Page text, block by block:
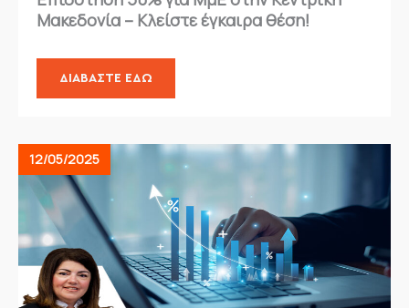
Μακεδονία – Κλείστε έγκαιρα θέση!
ΔΙΑΒΆΣΤΕ ΕΔΏ
12/05/2025